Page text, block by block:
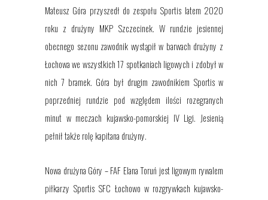
Mateusz Góra przyszedł do zespołu Sportis latem 2020
roku z drużyny MKP Szczecinek. W rundzie jesiennej
obecnego sezonu zawodnik wystąpił w barwach drużyny z
Łochowa we wszystkich17 spotkaniach ligowych i zdobył w
nich7 bramek. Góra był drugim zawodnikiem Sportis w
poprzedniej rundzie pod względem ilości rozegranych
minut w meczach kujawsko-pomorskiej IV Ligi. Jesienią
pełnił także rolę kapitana drużyny.
Nowa drużyna Góry – FAF Elana Toruń jest ligowym rywalem
piłkarzy Sportis SFC Łochowo w rozgrywkach kujawsko-